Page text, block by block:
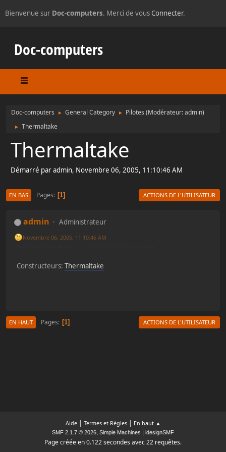
Bienvenue sur Doc-computers. Merci de vousConnecter.
Doc-computers
Doc-computers ► General Category ► Pilotes (Modérateur:admin)
► Thermaltake
Thermaltake
Démarré par admin, Novembre 06, 2005, 11:10:46 AM
EN BAS Pages 1 ACTIONS DE L'UTILISATEUR
admin Administrateur
Novembre 06, 2005, 11:10:46 AM
Constructeurs: Thermaltake
EN HAUT Pages 1 ACTIONS DE L'UTILISATEUR
Aide| Termes et Règles| En haut ▲
SMF 2.1.7 © 2026, Simple Machines idesignSMF
Page créée en 0.122 secondes avec 22 requêtes.